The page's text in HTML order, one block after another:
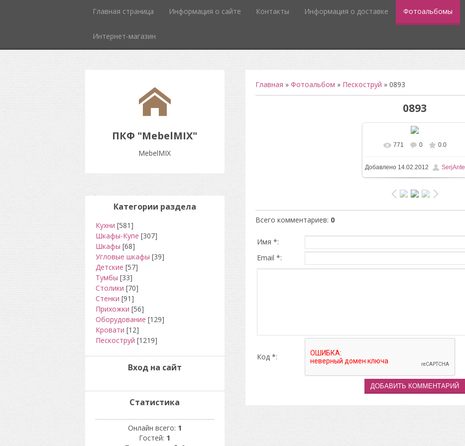
Главная страница Информация о сайте Контакты Информация о доставке Фотоальбомы
Интернет-магазин
ПКФ "MebelMIX"
MebelMIX
Главная » Фотоальбом » Пескоструй » 0893
0893
В реальном размере
496x732/ 14.4Kb
771 0 0.0
Добавлено14.02.2012 SerjAnte
Всего комментариев: 0
Имя *:
Email *:
Код *:
Категории раздела
Кухни [581]
Шкафы-Купе [307]
Шкафы [68]
Угловые шкафы [39]
Детские [57]
Тумбы [33]
Столики [70]
Стенки [91]
Прихожки [56]
Оборудование [129]
Кровати [12]
Пескоструй [1219]
Вход на сайт
Статистика
Онлайн всего: 1
Гостей: 1